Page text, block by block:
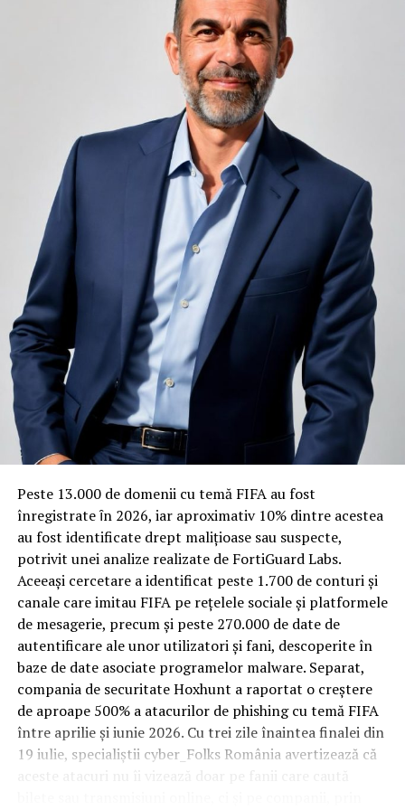
infinit de groși din motive practice și economice.
Zgomotul pașilor din camera de sus sau din coridorul
adiacent rămâne una dintre cele mai frecvente
nemulțumiri semnalate de oaspeți în recenziile online,
chiar și la unități altfel apreciate pentru servicii și
locație. De multe ori, oaspeții nu identifică pardoseala
drept sursa reală a problemei, ci descriu simplu senzația
de spațiu zgomotos sau agitat.
Pardoseala joacă un rol important în absorbția acestor
sunete, mai ales în zonele de trecere frecventă dintre
cameră și baie sau dintre pat și fereastră. Un material cu
proprietăți fonoabsorbante bune reduce transmiterea
zgomotului către camerele vecine și către etajele
inferioare, un aspect esențial mai ales în clădirile mai
vechi, cu structuri care nu au fost proiectate inițial
pentru izolare fonică performantă.
Rotația rapidă a oaspeților cere
materiale rezistente
Spre diferență de o locuință obișnuită, o cameră de hotel
trece printr-un ciclu de utilizare intensă: oaspeți diferiți,
bagaje trase pe roți, curățenie zilnică, uneori mai multe
rezervări consecutive în aceeași săptămână. Această
frecvență ridicată de utilizare pune presiune reală pe
orice suprafață, iar pardoseala este printre primele
elemente afectate vizibil, mai ales în zona din jurul
patului și a ușii de acces.
În etapa de renovare sau construcție, administratorii
care iau în calcul mocheta trafic intens
pentru zonele
cu rotație mare reduc riscul de uzură prematură și de
decolorare vizibilă în punctele de trecere frecventă. Este
o decizie care ține mai puțin de stil și mai mult de
Peste 13.000 de domenii cu temă FIFA au fost
înregistrate ȋn 2026, iar aproximativ 10% dintre acestea
au fost identificate drept malițioase sau suspecte,
potrivit unei analize realizate de FortiGuard Labs.
Aceeași cercetare a identificat peste 1.700 de conturi și
canale care imitau FIFA pe rețelele sociale și platformele
de mesagerie, precum și peste 270.000 de date de
autentificare ale unor utilizatori și fani, descoperite în
baze de date asociate programelor malware. Separat,
compania de securitate Hoxhunt a raportat o creștere
de aproape 500% a atacurilor de phishing cu temă FIFA
între aprilie și iunie 2026. Cu trei zile înaintea finalei din
19 iulie, specialiștii cyber_Folks România avertizează că